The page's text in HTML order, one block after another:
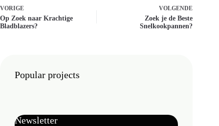
VORIGE
Op Zoek naar Krachtige
Bladblazers?
VOLGENDE
Zoek je de Beste
Snelkookpannen?
Popular projects
Newsletter